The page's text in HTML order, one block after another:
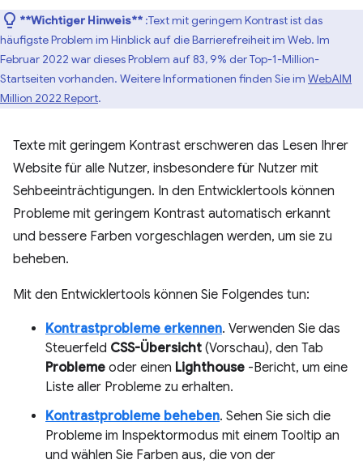
**Wichtiger Hinweis** :Text mit geringem Kontrast ist das
häufigste Problem im Hinblick auf die Barrierefreiheit im Web. Im
Februar 2022 war dieses Problem auf 83, 9% der Top-1-Million-
Startseiten vorhanden. Weitere Informationen finden Sie im WebAIM
Million 2022 Report.
Texte mit geringem Kontrast erschweren das Lesen Ihrer
Website für alle Nutzer, insbesondere für Nutzer mit
Sehbeeinträchtigungen. In den Entwicklertools können
Probleme mit geringem Kontrast automatisch erkannt
und bessere Farben vorgeschlagen werden, um sie zu
beheben.
Mit den Entwicklertools können Sie Folgendes tun:
Kontrastprobleme erkennen. Verwenden Sie das
Steuerfeld CSS-Übersicht (Vorschau), den Tab
Probleme oder einen Lighthouse -Bericht, um eine
Liste aller Probleme zu erhalten.
Kontrastprobleme beheben. Sehen Sie sich die
Probleme im Inspektormodus mit einem Tooltip an
und wählen Sie Farben aus, die von der